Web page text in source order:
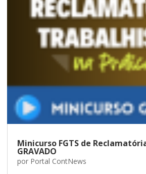
Minicurso FGTS de
GRAVADO
por Portal ContNews